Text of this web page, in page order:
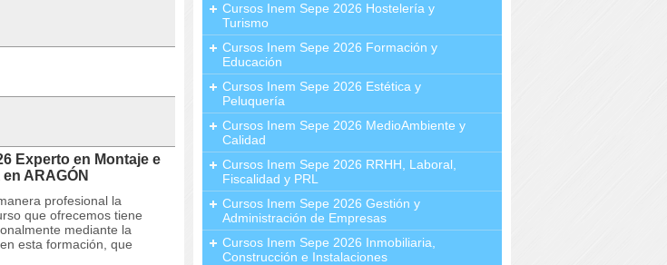
Experto en Montaje e
ARAGÓN
profesional la
que ofrecemos tiene
mediante la
esta formación, que
Cursos Inem Sepe 2026 Hostelería y
Turismo
Cursos Inem Sepe 2026 Formación y
Educación
Cursos Inem Sepe 2026 Estética y
Peluquería
Cursos Inem Sepe 2026 MedioAmbiente y
Calidad
Cursos Inem Sepe 2026 RRHH, Laboral,
Fiscalidad y PRL
Cursos Inem Sepe 2026 Gestión y
Administración de Empresas
Cursos Inem Sepe 2026 Inmobiliaria,
Construcción e Instalaciones